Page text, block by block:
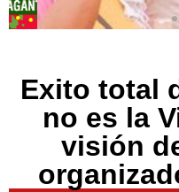
Exito total
no es la
visión